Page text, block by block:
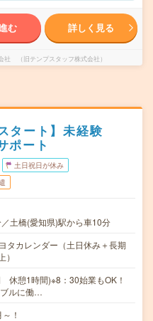
む 詳しく見る
社 （旧テンプスタッフ株式会社）
タート】未経験
ポート
土日祝日が休み
土橋(愛知県)駅から車10分
カレンダー（土日休み＋長期
憩1時間)※8：30始業もOK！
ルに働…
！